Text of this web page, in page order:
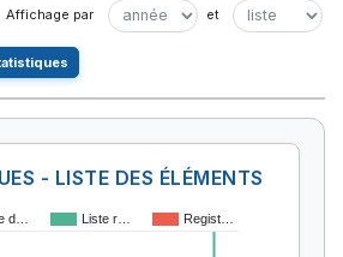
- LISTE DES ÉLÉMENTS
d… Liste r… Regist…